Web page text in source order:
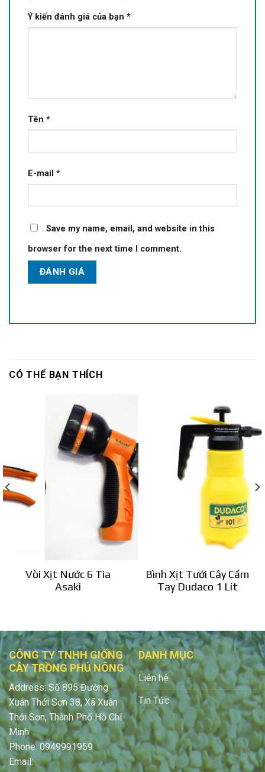
Ý kiến đánh giá của bạn *
Tên *
E-mail *
Save my name, email, and website in this
browser for the next time I comment.
CÓ THỂ BẠN THÍCH
Vòi Xịt Nước 6 Tia
Asaki
Bình Xịt Tưới Cây Cầm
Tay Dudaco 1 Lít
CÔNG TY TNHH GIỐNG
CÂY TRỒNG PHÚ NÔNG
Address: Số 895 Đường
Xuân Thới Sơn 38, Xã Xuân
Thới Sơn, Thành Phố Hồ Chí
Minh
Phone: 0949991959
Email:
DANH MỤC
Liên hệ
Tin Tức